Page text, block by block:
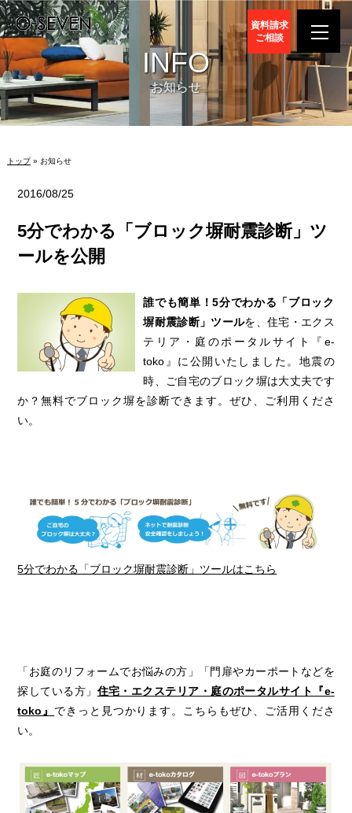
資料請求
ご相談
INFO
お知らせ
トップ» お知らせ
2016/08/25
5分でわかる「ブロック塀耐震診断」ツ
ールを公開
誰でも簡単！5分でわかる「ブロック
塀耐震診断」ツールを、住宅・エクス
テリア・庭のポータルサイト『e-
toko』に公開いたしました。地震の
時、ご自宅のブロック塀は大丈夫です
か？無料でブロック塀を診断できます。ぜひ、ご利用くださ
い。
5分でわかる「ブロック塀耐震診断」ツールはこちら
「お庭のリフォームでお悩みの方」「門扉やカーポートなどを
探している方」 住宅・エクステリア・庭のポータルサイト『e-
toko』 できっと見つかります。こちらもぜひ、ご活用くださ
い。